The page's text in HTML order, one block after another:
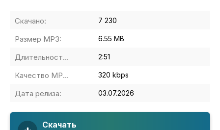
Скачано: 7 230
Размер MP3: 6.55 MB
Длительность MP3: 2:51
Качество MP3: 320 kbps
Дата релиза: 03.07.2026
Скачать